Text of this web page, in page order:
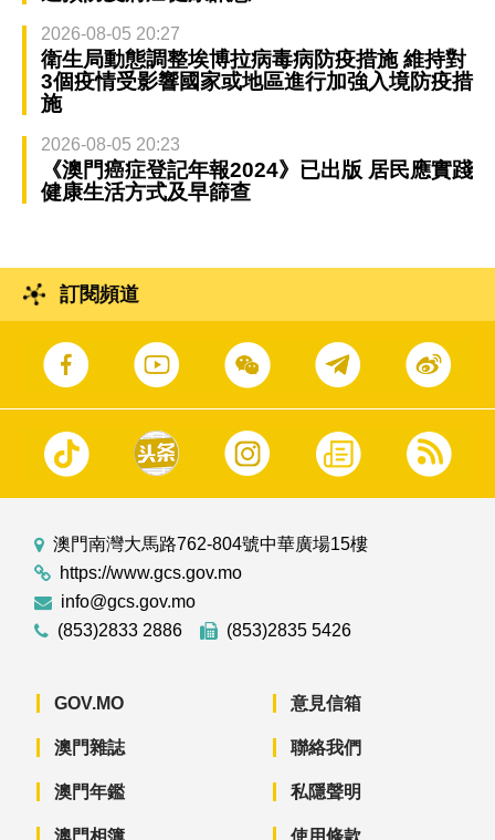
2026-08-05 20:27
衛生局動態調整埃博拉病毒病防疫措施 維持對
3個疫情受影響國家或地區進行加強入境防疫措
施
2026-08-05 20:23
《澳門癌症登記年報2024》已出版 居民應實踐
健康生活方式及早篩查
訂閱頻道
澳門南灣大馬路762-804號中華廣場15樓
https://www.gcs.gov.mo
info@gcs.gov.mo
(853)2833 2886
(853)2835 5426
GOV.MO
澳門雜誌
澳門年鑑
意見信箱
聯絡我們
私隱聲明